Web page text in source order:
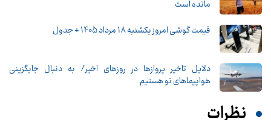
مانده است
قیمت گوشی امروز یکشنبه 18 مرداد 1405 + جدول
دلایل تاخیر پروازها در روزهای اخیر/ به دنبال جایگزینی
هواپیماهای نو هستیم
نظرات